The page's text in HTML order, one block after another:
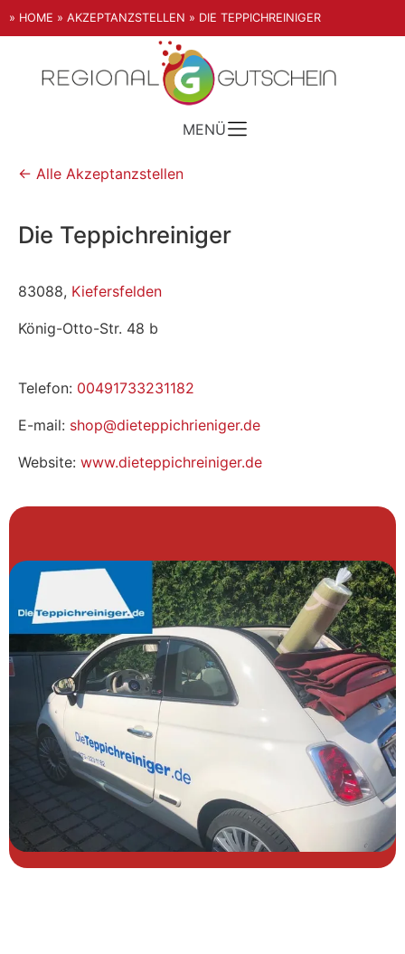
» HOME » AKZEPTANZSTELLEN » DIE TEPPICHREINIGER
MENÜ
← Alle Akzeptanzstellen
Die Teppichreiniger
83088, Kiefersfelden
König-Otto-Str. 48 b
Telefon: 00491733231182
E-mail: shop@dieteppichrieniger.de
Website: www.dieteppichreiniger.de